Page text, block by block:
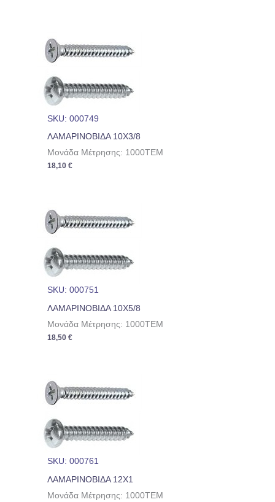
SKU: 000749
ΛΑΜΑΡΙΝΟΒΙΔΑ 10Χ3/8
Μονάδα Μέτρησης: 1000TEM
18,10€
SKU: 000751
ΛΑΜΑΡΙΝΟΒΙΔΑ 10Χ5/8
Μονάδα Μέτρησης: 1000TEM
18,50€
SKU: 000761
ΛΑΜΑΡΙΝΟΒΙΔΑ 12Χ1
Μονάδα Μέτρησης: 1000TEM